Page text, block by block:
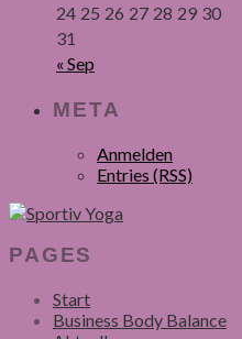
« Sep
24 25 26 27 28 29 30
31
META
Anmelden
Entries (RSS)
PAGES
Start
Business Body Balance